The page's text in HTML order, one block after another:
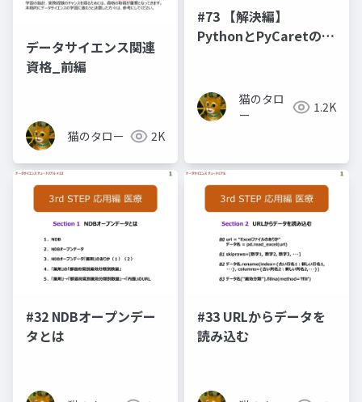
データサイエンス関連
資格_前編
猫のタロー 2K
#73 【解決編】
PythonとPyCaretのバ
猫のタロ
ー
1.2K
#32 NDBオープンデー
タとは
#33 URLからデータを
読み込む